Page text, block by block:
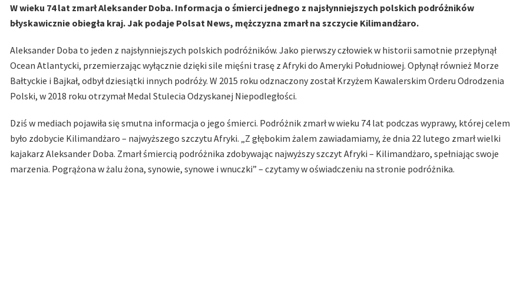
W wieku 74 lat zmarł Aleksander Doba. Informacja o śmierci jednego z najsłynniejszych polskich podróżników
błyskawicznie obiegła kraj. Jak podaje Polsat News, mężczyzna zmarł na szczycie Kilimandżaro.
Aleksander Doba to jeden z najsłynniejszych polskich podróżników. Jako pierwszy człowiek w historii samotnie przepłynął
Ocean Atlantycki, przemierzając wyłącznie dzięki sile mięśni trasę z Afryki do Ameryki Południowej. Opłynął również Morze
Bałtyckie i Bajkał, odbył dziesiątki innych podróży. W 2015 roku odznaczony został Krzyżem Kawalerskim Orderu Odrodzenia
Polski, w 2018 roku otrzymał Medal Stulecia Odzyskanej Niepodległości.
Dziś w mediach pojawiła się smutna informacja o jego śmierci. Podróżnik zmarł w wieku 74 lat podczas wyprawy, której celem
było zdobycie Kilimandżaro – najwyższego szczytu Afryki. „Z głębokim żalem zawiadamiamy, że dnia 22 lutego zmarł wielki
kajakarz Aleksander Doba. Zmarł śmiercią podróżnika zdobywając najwyższy szczyt Afryki – Kilimandżaro, spełniając swoje
marzenia. Pogrążona w żalu żona, synowie, synowe i wnuczki” – czytamy w oświadczeniu na stronie podróżnika.